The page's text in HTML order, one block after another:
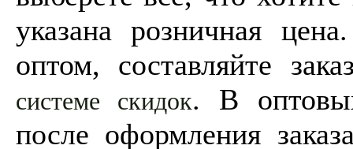
указана розничная
оптом, составляйте
системе скидок. В
после оформления